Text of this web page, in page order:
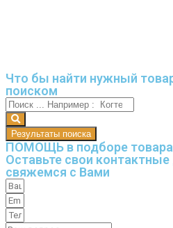
Что бы найти нужный
поиском
Результаты поиска
ПОМОЩЬ в подборе товара
Оставьте свои
свяжемся с Вами